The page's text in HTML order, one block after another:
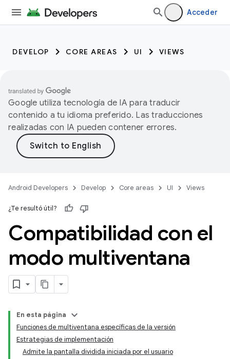
Acceder
DEVELOP CORE AREAS UI VIEWS
Google utiliza tecnología de IA para traducir
contenido a tu idioma preferido. Las traducciones
realizadas con IA pueden contener errores.
Android Developers Develop Core areas UI Views
¿Te resultó útil?
Compatibilidad con el
modo multiventana
En esta página
Funciones de multiventana específicas de la versión
Estrategias de implementación
Admite la pantalla dividida iniciada por el usuario